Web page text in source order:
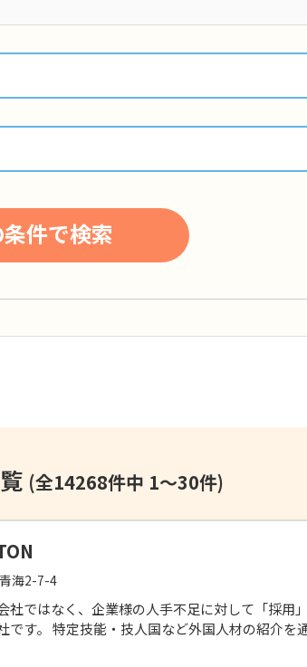
件で検索
(全14268件中 1～30件)
海2-7-4
社ではなく、企業様の人手不足に対して「採用
です。 特定技能・技人国など外国人材の紹介を